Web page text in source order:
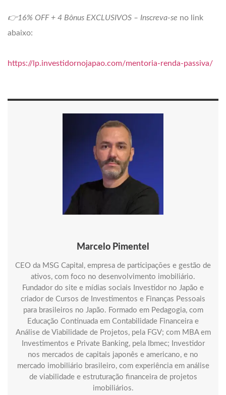
👉16% OFF + 4 Bônus EXCLUSIVOS – Inscreva-se no link
abaixo:
https://lp.investidornojapao.com/mentoria-renda-passiva/
Marcelo Pimentel
CEO da MSG Capital, empresa de participações e gestão de
ativos, com foco no desenvolvimento imobiliário.
Fundador do site e mídias sociais Investidor no Japão e
criador de Cursos de Investimentos e Finanças Pessoais
para brasileiros no Japão. Formado em Pedagogia, com
Educação Continuada em Contabilidade Financeira e
Análise de Viabilidade de Projetos, pela FGV; com MBA em
Investimentos e Private Banking, pela Ibmec; Investidor
nos mercados de capitais japonês e americano, e no
mercado imobiliário brasileiro, com experiência em análise
de viabilidade e estruturação financeira de projetos
imobiliários.